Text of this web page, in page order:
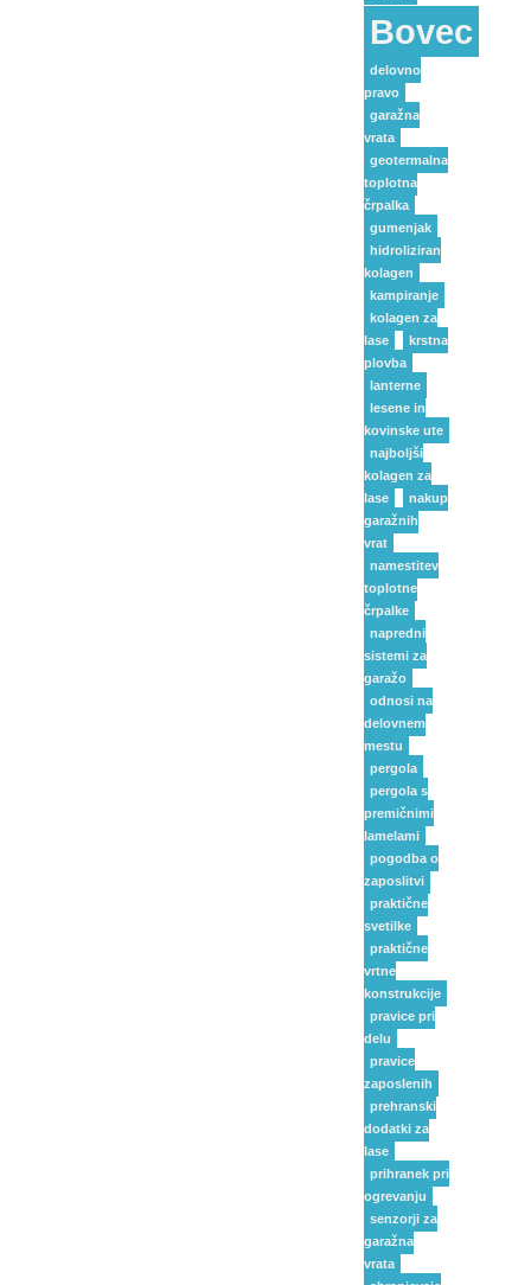
Bovec
delovno
pravo
garažna
vrata
geotermalna
toplotna
črpalka
gumenjak
hidroliziran
kolagen
kampiranje
kolagen za
lase
krstna
plovba
lanterne
lesene in
kovinske ute
najboljši
kolagen za
lase
nakup
garažnih
vrat
namestitev
toplotne
črpalke
napredni
sistemi za
garažo
odnosi na
delovnem
mestu
pergola
pergola s
premičnimi
lamelami
pogodba o
zaposlitvi
praktične
svetilke
praktične
vrtne
konstrukcije
pravice pri
delu
pravice
zaposlenih
prehranski
dodatki za
lase
prihranek pri
ogrevanju
senzorji za
garažna
vrata